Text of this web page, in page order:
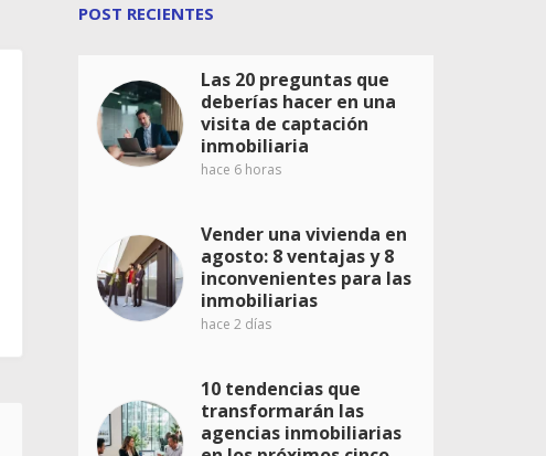
POST RECIENTES
Las 20 preguntas que
deberías hacer en una
visita de captación
inmobiliaria
hace 6 horas
Vender una vivienda en
agosto: 8 ventajas y 8
inconvenientes para las
inmobiliarias
hace 2 días
10 tendencias que
transformarán las
agencias inmobiliarias